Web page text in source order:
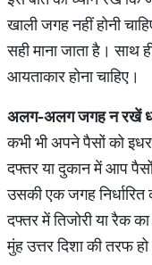
खाली जगह नहीं होनी
सही माना जाता है।
आयताकार होना चाहिए।
अलग-अलग जगह न रखें
कभी भी अपने पैसों को
दफ्तर या दुकान में आप
उसकी एक जगह
दफ्तर में तिजोरी या रैक
मुंह उत्तर दिशा की तरफ